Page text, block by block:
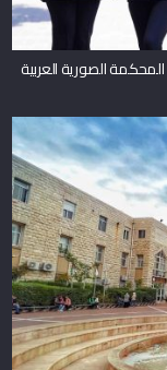
الصورية العربية